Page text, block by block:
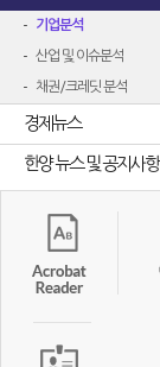
기업분석
산업 및 이슈분석
채권/크레딧 분석
경제뉴스
한양 뉴스 및 공지사항